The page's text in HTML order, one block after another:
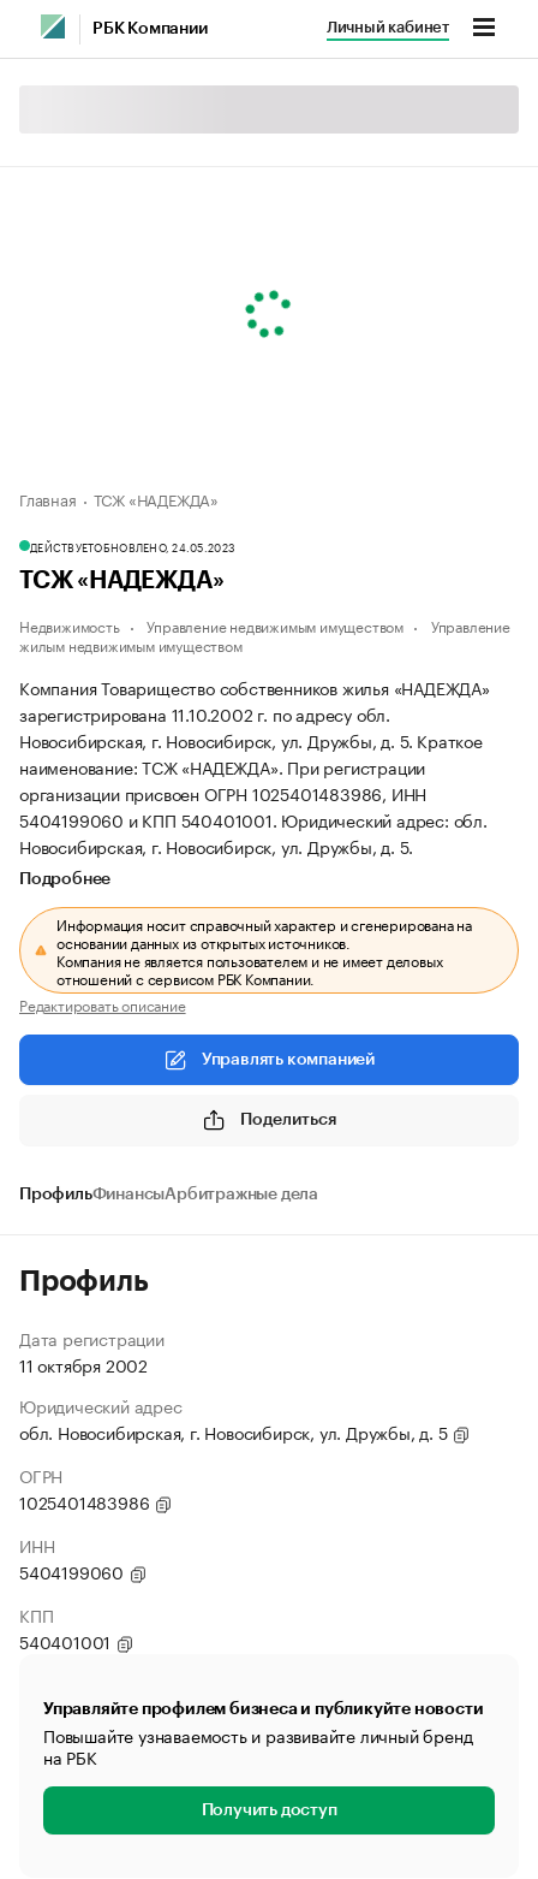
РБК Компании Личный кабинет
Главная ТСЖ «НАДЕЖДА»
ДЕЙСТВУЕТОБНОВЛЕНО, 24.05.2023
ТСЖ «НАДЕЖДА»
Недвижимость Управление недвижимым имуществом
Управление
жилым недвижимым имуществом
Компания Товарищество собственников жилья «НАДЕЖДА»
зарегистрирована 11.10.2002 г. по адресу обл.
Новосибирская, г. Новосибирск, ул. Дружбы, д. 5. Краткое
наименование: ТСЖ «НАДЕЖДА». При регистрации
организации присвоен ОГРН 1025401483986, ИНН
5404199060 и КПП 540401001. Юридический адрес: обл.
Новосибирская, г. Новосибирск, ул. Дружбы, д. 5.
Подробнее
Информация носит справочный характер и сгенерирована на
основании данных из открытых источников.
Компания не является пользователем и не имеет деловых
отношений с сервисом РБК Компании.
Редактировать описание
Управлять компанией
Поделиться
ПрофильФинансыАрбитражные дела
Профиль
Дата регистрации
11 октября 2002
Юридический адрес
обл. Новосибирская, г. Новосибирск, ул. Дружбы, д. 5
ОГРН
1025401483986
ИНН
5404199060
КПП
540401001
Управляйте профилем бизнеса и публикуйте новости
Повышайте узнаваемость и развивайте личный бренд
на РБК
Получить доступ